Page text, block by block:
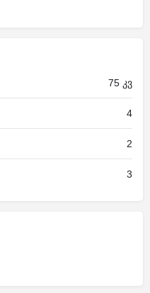
75 კვ
4
2
3